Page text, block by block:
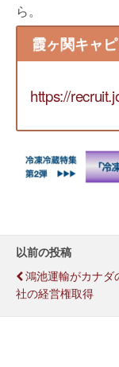
ら。
霞ヶ関キャ
https://
以前の投稿
鴻池運輸がカナダ
社の経営権取得